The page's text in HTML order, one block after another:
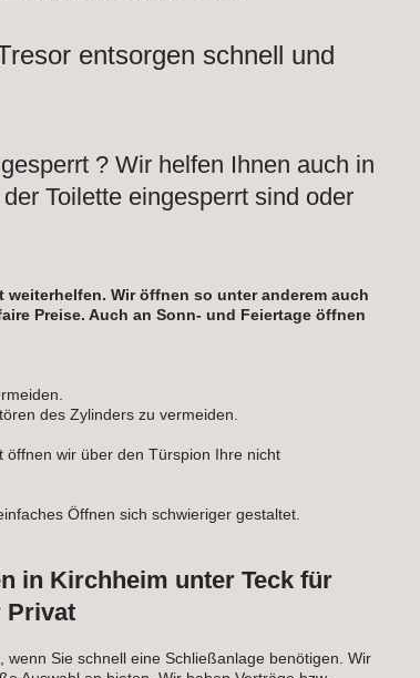
entsorgen schnell und
? Wir helfen Ihnen auch in
Toilette eingesperrt sind oder
Wir öffnen so unter anderem auch
Preise. Auch an Sonn- und Feiertage öffnen
des Zylinders zu vermeiden.
öffnen wir über den Türspion Ihre nicht
Öffnen sich schwieriger gestaltet.
in Kirchheim unter Teck für
Privat
wenn Sie schnell eine Schließanlage benötigen. Wir